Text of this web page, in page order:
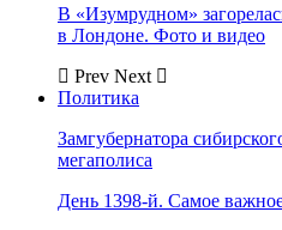
В «Изумрудном»
в Лондоне. Фото и видео
Prev Next
Политика
Замгубернатора
мегаполиса
День 1398-й. Самое